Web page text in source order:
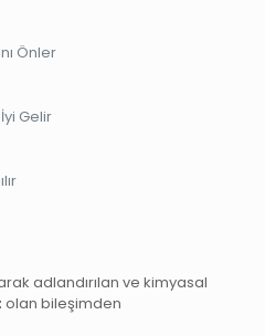
Önler
Gelir
adlandırılan ve kimyasal
olan bileşimden